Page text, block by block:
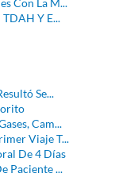
Y E...
Se...
Cam...
Viaje T...
De 4 Días
Paciente ...